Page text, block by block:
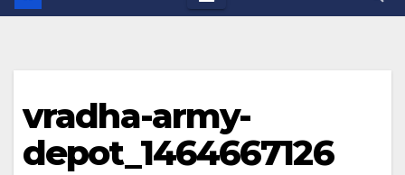
vradha-army-
depot_1464667126